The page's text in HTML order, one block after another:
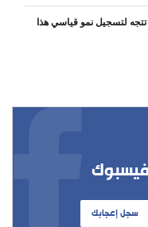
تتجه لتسجيل نمو قياسي هذا
فيسبوك
سجل إعجابك